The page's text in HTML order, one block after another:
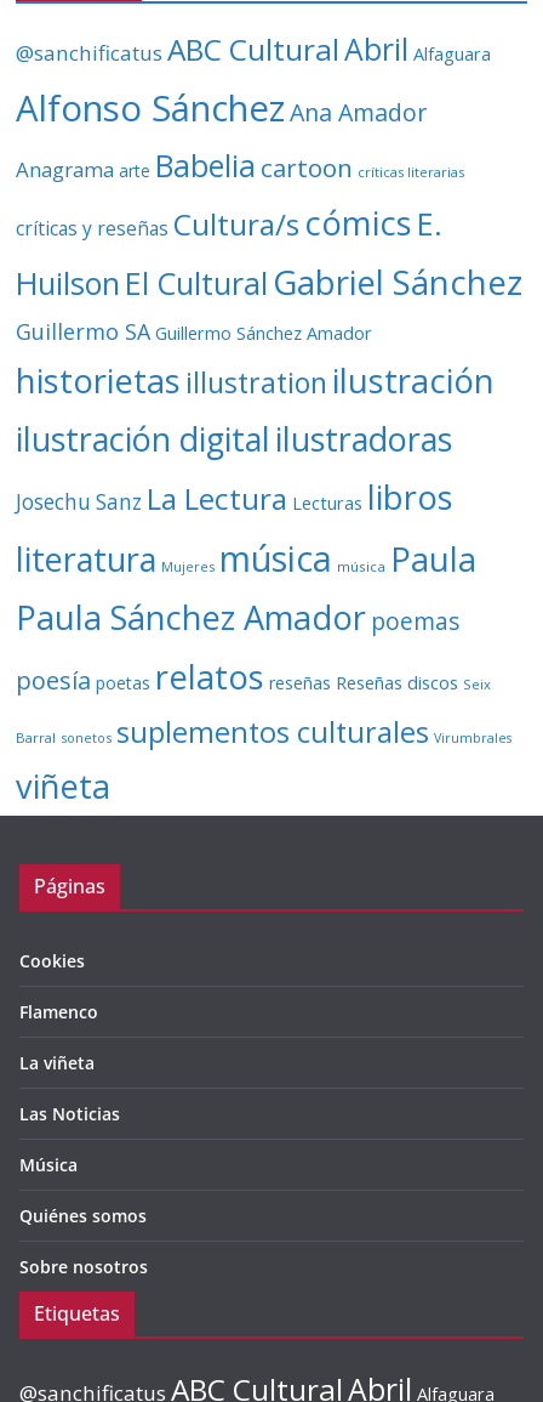
e
@sanchificatus ABC CulturalAbril Alfaguara
Alfonso Sánchez Ana Amador
Anagrama arte Babelia cartoon críticas literarias
críticas y reseñas Cultura/s cómics E.
Huilson El Cultural Gabriel Sánchez
Guillermo SA Guillermo Sánchez Amador
historietas illustration ilustración
ilustración digital ilustradoras
Josechu Sanz La Lectura Lecturas libros
literatura Mujeres música música Paula
Paula Sánchez Amador poemas
poesía poetas relatos reseñas Reseñas discos Seix
Barral sonetos suplementos culturales Virumbrales
viñeta
Páginas
Cookies
Flamenco
La viñeta
Las Noticias
Música
Quiénes somos
Sobre nosotros
Etiquetas
@sanchificatus ABC CulturalAbril Alfaguara